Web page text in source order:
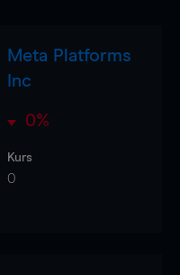
Meta Platforms
Inc
0%
Kurs
0